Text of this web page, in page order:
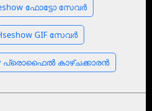
ഫോട്ടോ സേവർ
GIF സേവർ
പ്രൊഫൈൽ കാഴ്‌ചക്കാരൻ